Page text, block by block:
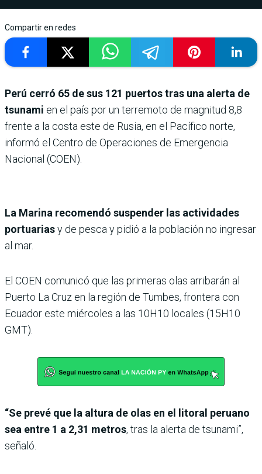
Compartir en redes
Perú cerró 65 de sus 121 puertos tras una alerta de
tsunami en el país por un terremoto de magnitud 8,8
frente a la costa este de Rusia, en el Pacífico norte,
informó el Centro de Operaciones de Emergencia
Nacional (COEN).
La Marina recomendó suspender las actividades
portuariasy de pesca y pidió a la población no ingresar
al mar.
El COEN comunicó que las primeras olas arribarán al
Puerto La Cruz en la región de Tumbes, frontera con
Ecuador este miércoles a las 10H10 locales (15H10
GMT).
“Se prevé que la altura de olas en el litoral peruano
sea entre 1 a 2,31 metros, tras la alerta de tsunami”,
señaló.